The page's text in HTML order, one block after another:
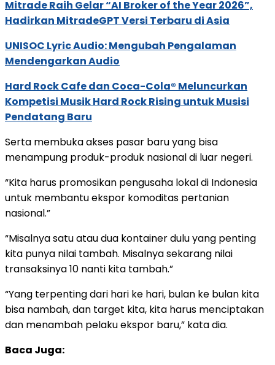
Mitrade Raih Gelar “AI Broker of the Year 2026”,
Hadirkan MitradeGPT Versi Terbaru di Asia
UNISOC Lyric Audio: Mengubah Pengalaman
Mendengarkan Audio
Hard Rock Cafe dan Coca-Cola® Meluncurkan
Kompetisi Musik Hard Rock Rising untuk Musisi
Pendatang Baru
Serta membuka akses pasar baru yang bisa
menampung produk-produk nasional di luar negeri.
“Kita harus promosikan pengusaha lokal di Indonesia
untuk membantu ekspor komoditas pertanian
nasional.”
“Misalnya satu atau dua kontainer dulu yang penting
kita punya nilai tambah. Misalnya sekarang nilai
transaksinya 10 nanti kita tambah.”
“Yang terpenting dari hari ke hari, bulan ke bulan kita
bisa nambah, dan target kita, kita harus menciptakan
dan menambah pelaku ekspor baru,” kata dia.
Baca Juga: